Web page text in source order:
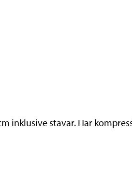
inklusive stavar. Har